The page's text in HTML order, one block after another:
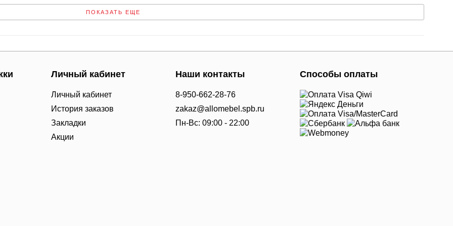
ПОКАЗАТЬ ЕЩЕ
Личный кабинет
Личный кабинет
История заказов
Закладки
Акции
Наши контакты
8-950-662-28-76
zakaz@allomebel.spb.ru
Пн-Вс: 09:00 - 22:00
Способы оплаты